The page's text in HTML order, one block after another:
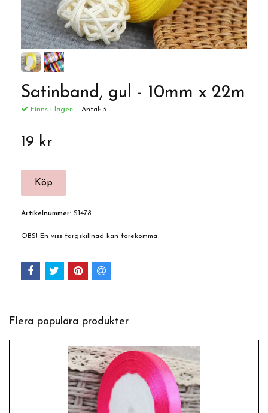
Satinband, gul - 10mm x 22m
Finns i lager: Antal: 3
19 kr
Artikelnummer: S1478
OBS! En viss färgskillnad kan förekomma
Flera populära produkter